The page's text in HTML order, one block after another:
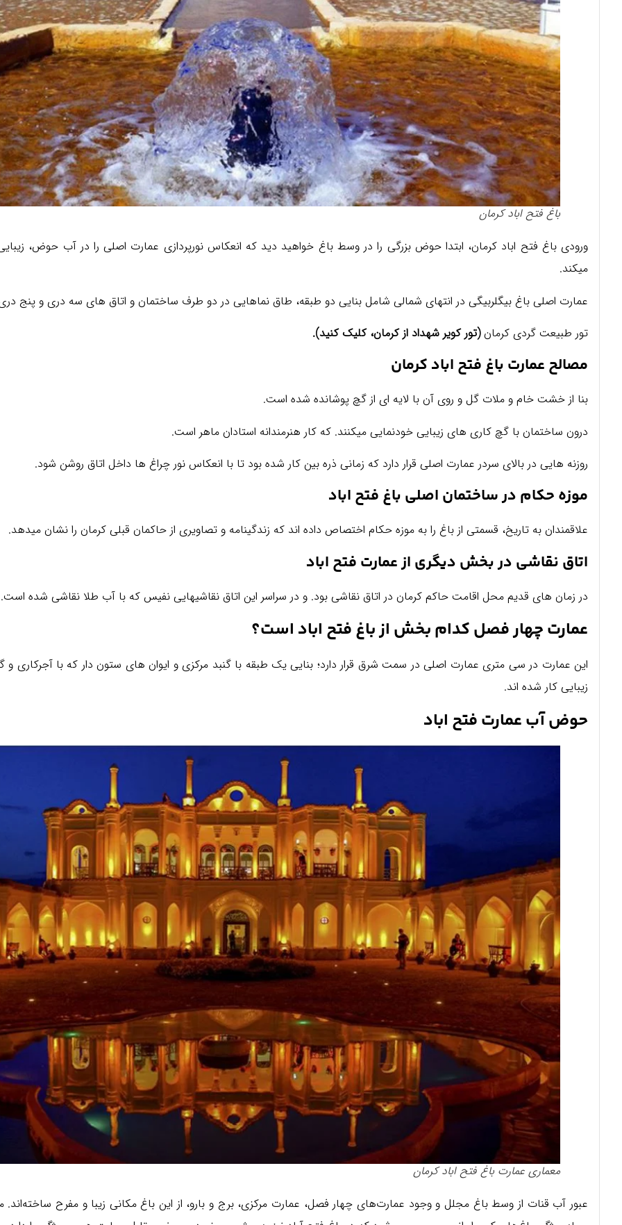
باغ فتح اباد کرمان
ورودی باغ فتح اباد کرمان، ابتدا حوض بزرگی را در وسط باغ خواهید دید که انعکاس نورپردازی عمارت اصلی را در آب حوض، زیبایی
میکند.
عمارت اصلی باغ بیگلربیگی در انتهای شمالی شامل بنایی دو طبقه، طاق نماهایی در دو طرف ساختمان و اتاق های سه دری و پنج
تور طبیعت گردی کرمان(تور کویر شهداد از کرمان، کلیک کنید).
مصالح عمارت باغ فتح اباد کرمان
بنا از خشت خام و ملات گل و روی آن با لایه ای از گچ پوشانده شده است.
درون ساختمان با گچ کاری های زیبایی خودنمایی میکنند. که کار هنرمندانه استادان ماهر است.
روزنه هایی در بالای سردر عمارت اصلی قرار دارد که زمانی ذره بین کار شده بود تا با انعکاس نور چراغ ها داخل اتاق روشن شود.
موزه حکام در ساختمان اصلی باغ فتح اباد
علاقمندان به تاریخ، قسمتی از باغ را به موزه حکام اختصاص داده اند که زندگینامه و تصاویری از حاکمان قبلی کرمان را نشان میدهد.
اتاق نقاشی در بخش دیگری از عمارت فتح اباد
در زمان های قدیم محل اقامت حاکم کرمان در اتاق نقاشی بود. و در سراسر این اتاق نقاشیهایی نفیس که با آب طلا نقاشی شده است.
عمارت چهار فصل کدام بخش از باغ فتح اباد است؟
این عمارت در سی متری عمارت اصلی در سمت شرق قرار دارد؛ بنایی یک طبقه با گنبد مرکزی و ایوان های ستون دار که با آجرکاری
زیبایی کار شده اند.
حوض آب عمارت فتح اباد
معماری عمارت باغ فتح اباد کرمان
عبور آب قنات از وسط باغ مجلل و وجود عمارت‌های چهار فصل، عمارت مرکزی، برج و بارو، از این باغ مکانی زیبا و مفرح